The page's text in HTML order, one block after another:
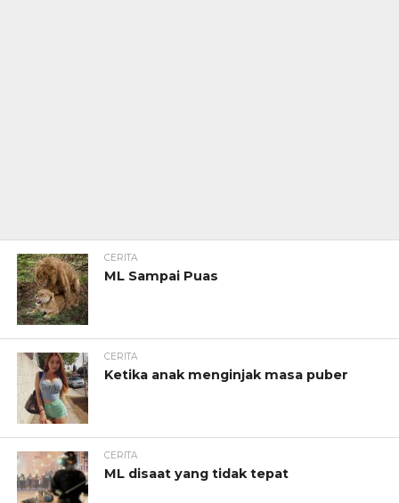
CERITA
ML Sampai Puas
CERITA
Ketika anak menginjak masa puber
CERITA
ML disaat yang tidak tepat